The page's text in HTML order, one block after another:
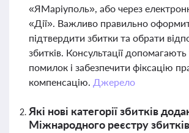
«ЯМаріуполь», або через
«Дії». Важливо правильно
підтвердити збитки та обрати
збитків. Консультації
помилок і забезпечити фіксацію
компенсацію. Джерело
Які нові категорії збитків
Міжнародного реєстру